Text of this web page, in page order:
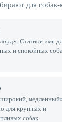
для
Статное имя
и спокойных
медленный».
для крупных и
собак.